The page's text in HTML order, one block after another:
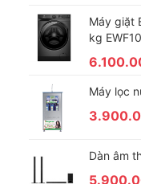
Máy giặt
kg
Máy lọc
Dàn âm